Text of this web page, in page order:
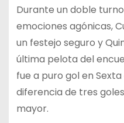
Durante un doble
emociones agónicas,
un festejo seguro y
última pelota del
fue a puro gol en
diferencia de tres
mayor.